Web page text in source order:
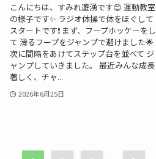
こんにちは、すみれ遊湧です😊 運動教室
の様子です✨ ラジオ体操で体をほぐして
スタートです❗ まず、フープホッケーをし
て 滑るフープをジャンプで避けました🌟
次に間隔をあけてステップ台を並べて ジ
ャンプしていきました。 最近みんな成長
著しく、チャ...
2026年6月25日